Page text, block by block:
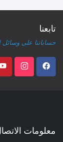
تابعنا
حساباتنا على وسائل
معلومات